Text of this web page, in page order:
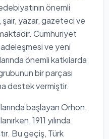
önemli
yazar, gazeteci ve
Cumhuriyet
ve yeni
önemli katkılarda
bir parçası
destek vermiştir.
başlayan Orhon,
1911 yılında
Bu geçiş, Türk